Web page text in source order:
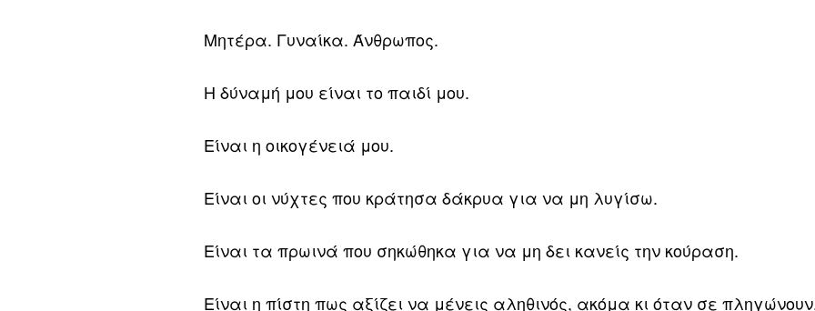
Μητέρα. Γυναίκα. Άνθρωπος.
Η δύναμή μου είναι το παιδί μου.
Είναι η οικογένειά μου.
Είναι οι νύχτες που κράτησα δάκρυα για να μη λυγίσω.
Είναι τα πρωινά που σηκώθηκα για να μη δει κανείς την κούραση.
Είναι η πίστη πως αξίζει να μένεις αληθινός, ακόμα κι όταν σε